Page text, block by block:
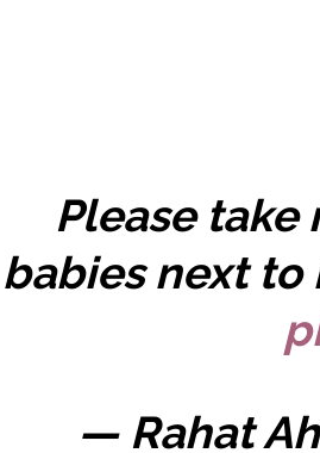
Please take
babies next to
— Rahat